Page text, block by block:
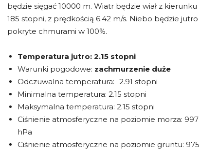
będzie sięgać 10000 m. Wiatr będzie wiał z kierunku
185 stopni, z prędkością 6.42 m/s. Niebo będzie jutro
pokryte chmurami w 100%.
Temperatura jutro: 2.15 stopni
Warunki pogodowe: zachmurzenie duże
Odczuwalna temperatura: -2.91 stopni
Minimalna temperatura: 2.15 stopni
Maksymalna temperatura: 2.15 stopni
Ciśnienie atmosferyczne na poziomie morza: 997
hPa
Ciśnienie atmosferyczne na poziomie gruntu: 975